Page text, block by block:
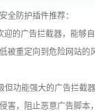
全防护插件推荐：
迎的广告拦截器，能够
被重定向到危险网站的
但功能强大的广告拦截
害，阻止恶意广告脚本